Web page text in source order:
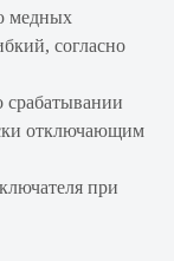
медных
согласно
отключающим
при